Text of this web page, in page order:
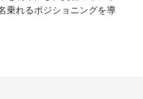
乗れるポジショニングを導